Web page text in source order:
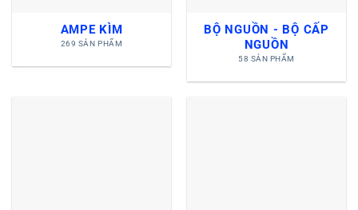
AMPE KÌM
269 SẢN PHẨM
BỘ NGUỒN - BỘ CẤP
NGUỒN
58 SẢN PHẨM